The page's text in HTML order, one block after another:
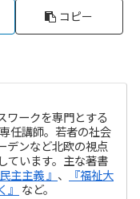
コピー
ワークを専門とする
任講師。若者の社会
デンなど北欧の視点
ています。主な著書
主主義 』 、
『福祉大
など。